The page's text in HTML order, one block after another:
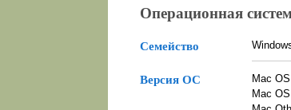
Операционная
Семейство
Версия ОС
Mac
Mac